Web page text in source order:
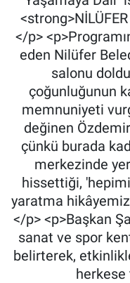
</p>
eden Nilüfer
salonu
çoğunluğunun
memnuniyeti
değinen
çünkü burada
merkezinde
hissettiği,
yaratma
</p> <p>Başkan
sanat ve spor
belirterek,